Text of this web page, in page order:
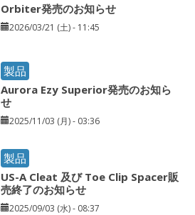
Orbiter発売のお知らせ
2026/03/21 (土) - 11:45
製品
Aurora Ezy Superior発売のお知ら
せ
2025/11/03 (月) - 03:36
製品
US-A Cleat 及び Toe Clip Spacer販
売終了のお知らせ
2025/09/03 (水) - 08:37